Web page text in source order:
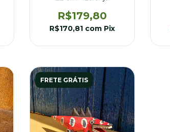
R$179,80
R$170,81 com Pix
FRETE GRÁTIS